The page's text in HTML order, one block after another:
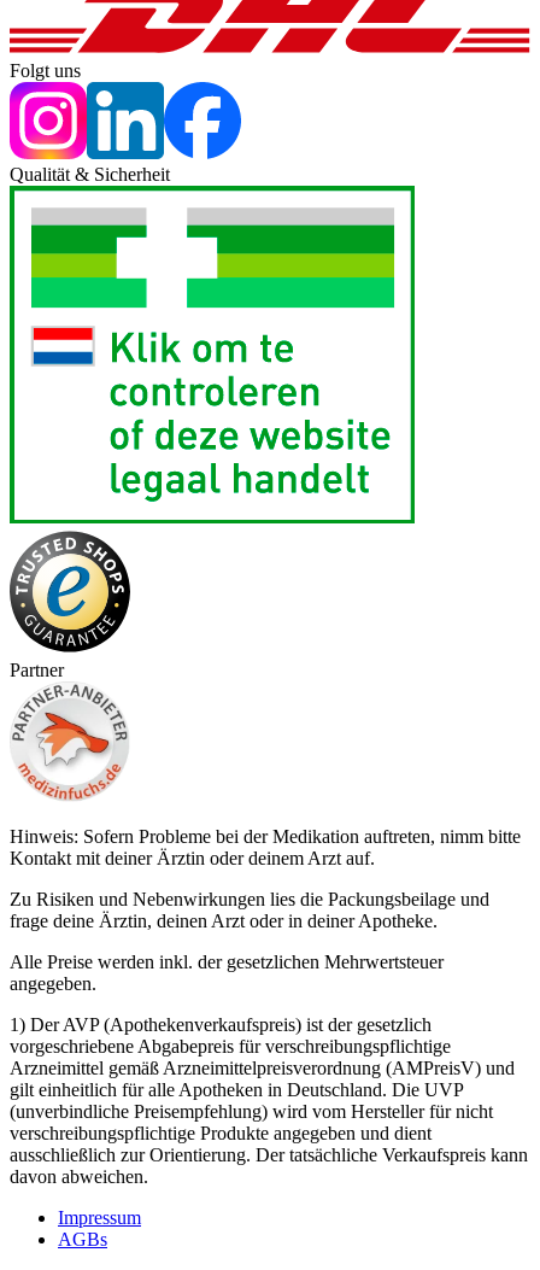
Folgt uns
Qualität & Sicherheit
Partner
Hinweis: Sofern Probleme bei der Medikation auftreten, nimm bitte
Kontakt mit deiner Ärztin oder deinem Arzt auf.
Zu Risiken und Nebenwirkungen lies die Packungsbeilage und
frage deine Ärztin, deinen Arzt oder in deiner Apotheke.
Alle Preise werden inkl. der gesetzlichen Mehrwertsteuer
angegeben.
1) Der AVP (Apothekenverkaufspreis) ist der gesetzlich
vorgeschriebene Abgabepreis für verschreibungspflichtige
Arzneimittel gemäß Arzneimittelpreisverordnung (AMPreisV) und
gilt einheitlich für alle Apotheken in Deutschland. Die UVP
(unverbindliche Preisempfehlung) wird vom Hersteller für nicht
verschreibungspflichtige Produkte angegeben und dient
ausschließlich zur Orientierung. Der tatsächliche Verkaufspreis kann
davon abweichen.
Impressum
AGBs